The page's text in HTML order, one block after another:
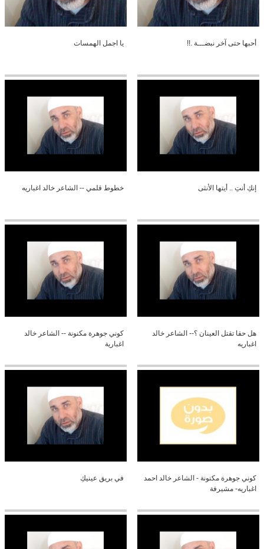
أحبها حتى آخر نبضـــة .!! يا اجمل الهمسات
إنكِ أنتِ .. أيتها الأنثى خطوط قلمي -- الشاعر خالد اغباريه
هل حقا تقتل العينان ؟-- الشاعر خالد
اغباريه
كوني جوهرة مكنونة -- الشاعر خالد
اغبارية
كوني جوهرة مكنونة - الشاعر خالد احمد
اغباريه- مشيرفة
في بريق عينيكِ